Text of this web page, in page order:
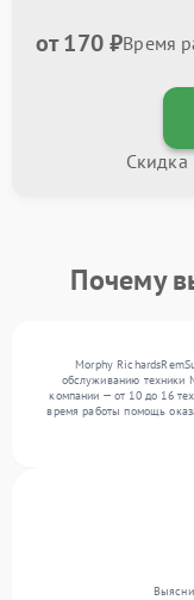
от 170 ₽Время
Скидка
Почему
Morphy
обслуживанию техники
компании — от 10 до 16
время работы помощь
число ремонтов
300 обращений, включая